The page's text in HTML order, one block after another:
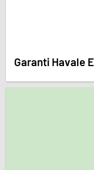
Garanti Havale